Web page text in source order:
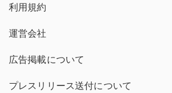
利用規約
運営会社
広告掲載について
プレスリリース送付について